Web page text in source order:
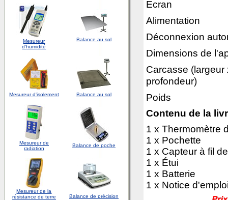
Mesureur
d'humidité
Balance au sol
Mesureur d'isolement Balance au sol
Mesureur de
radiation
Balance de poche
Mesureur de la
résistance de terre
Balance de précision
Ecran
Alimentation
Déconnexion
Dimensions de
Carcasse (largeur
profondeur)
Poids
Contenu de la
1 x Thermomètre
1 x Pochette
1 x Capteur à fil
1 x Étui
1 x Batterie
1 x Notice